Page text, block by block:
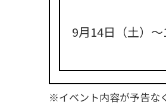
9月14日（土）〜
※イベント内容が予告な